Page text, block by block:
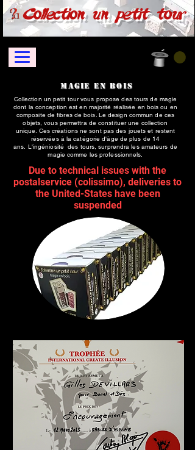
Collection un petit tour
Magie en bois
Collection un petit tour vous propose des tours de magie
dont la conception est en majorité réalisée en bois ou en
composite de fibres de bois. Le design commun de ces
objets, vous permettra de constituer une collection
unique. Ces créations ne sont pas des jouets et restent
réservées à la catégorie d'âge de plus de 14
ans. L'ingéniosité des tours, surprendra les amateurs de
magie comme les professionnels.
Due to technical issues with the
postalservice (colissimo), deliveries to
the United-States have been
suspended